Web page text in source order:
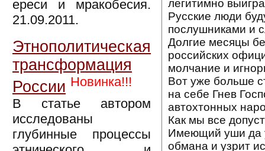
ереси и мракобесия.
21.09.2011.
Этнополитическая
трансформация
России Новинка!!!
В статье автором
исследованы
глубинные процессы
легитимно
Русские люди
послушниками и
Долгие месяцы
российских
молчание и
Вот уже больше
на себе Гнев
автохтонных
Как мы все
Имеющий уши да
обмана и узрит